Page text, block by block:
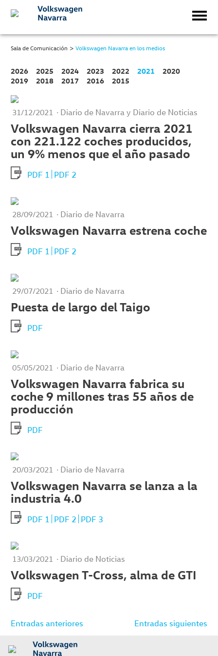
Sala de Comunicación >Volkswagen Navarra en los medios
2026 2025 2024 2023 2022 2021
2020
2019
2018 2017 2016 2015
31/12/2021 · Diario de Navarra y Diario de Noticias
Volkswagen Navarra cierra 2021
con 221.122 coches producidos,
un 9% menos que el año pasado
PDF 1 PDF 2
28/09/2021 · Diario de Navarra
Volkswagen Navarra estrena coche
PDF 1 PDF 2
29/07/2021 · Diario de Navarra
Puesta de largo del Taigo
PDF
05/05/2021 · Diario de Navarra
Volkswagen Navarra fabrica su
coche 9 millones tras 55 años de
producción
PDF
20/03/2021 · Diario de Navarra
Volkswagen Navarra se lanza a la
industria 4.0
PDF 1 PDF 2 PDF 3
13/03/2021 · Diario de Noticias
Volkswagen T-Cross, alma de GTI
PDF
Navegación
entradas
Entradas anteriores Entradas siguientes